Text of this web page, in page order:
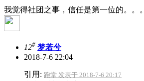
我觉得社团之事，信任是第一位的。。。
12# 梦若兮
2018-7-6 22:04
引用: 跑堂 发表于 2018-7-6 20:17